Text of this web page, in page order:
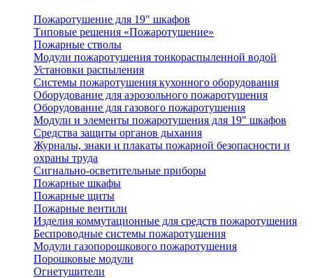
Пожаротушение для 19" шкафов
Типовые решения «Пожаротушение»
Пожарные стволы
Модули пожаротушения тонкораспыленной водой
Установки распыления
Системы пожаротушения кухонного оборудования
Оборудование для аэрозольного пожаротушения
Оборудование для газового пожаротушения
Модули и элементы пожаротушения для 19" шкафов
Средства защиты органов дыхания
Журналы, знаки и плакаты пожарной безопасности и
охраны труда
Сигнально-осветительные приборы
Пожарные шкафы
Пожарные щиты
Пожарные вентили
Изделия коммутационные для средств пожаротушения
Беспроводные системы пожаротушения
Модули газопорошкового пожаротушения
Порошковые модули
Огнетушители